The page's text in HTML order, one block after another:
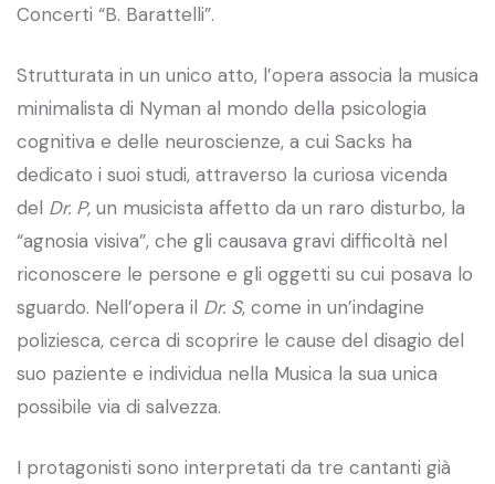
Concerti “B. Barattelli”.
Strutturata in un unico atto, l’opera associa la musica
minimalista di Nyman al mondo della psicologia
cognitiva e delle neuroscienze, a cui Sacks ha
dedicato i suoi studi, attraverso la curiosa vicenda
del Dr. P, un musicista affetto da un raro disturbo, la
“agnosia visiva”, che gli causava gravi difficoltà nel
riconoscere le persone e gli oggetti su cui posava lo
sguardo. Nell’opera il Dr. S, come in un’indagine
poliziesca, cerca di scoprire le cause del disagio del
suo paziente e individua nella Musica la sua unica
possibile via di salvezza.
I protagonisti sono interpretati da tre cantanti già